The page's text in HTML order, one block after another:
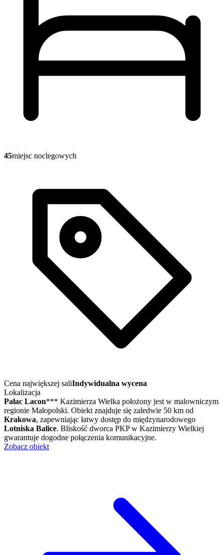
45miejsc noclegowych
Cena największej saliIndywidualna wycena
Lokalizacja
Pałac Lacon*** Kazimierza Wielka położony jest w malowniczym
regionie Małopolski. Obiekt znajduje się zaledwie 50 km od
Krakowa, zapewniając łatwy dostęp do międzynarodowego
Lotniska Balice. Bliskość dworca PKP w Kazimierzy Wielkiej
gwarantuje dogodne połączenia komunikacyjne.
Zobacz obiekt